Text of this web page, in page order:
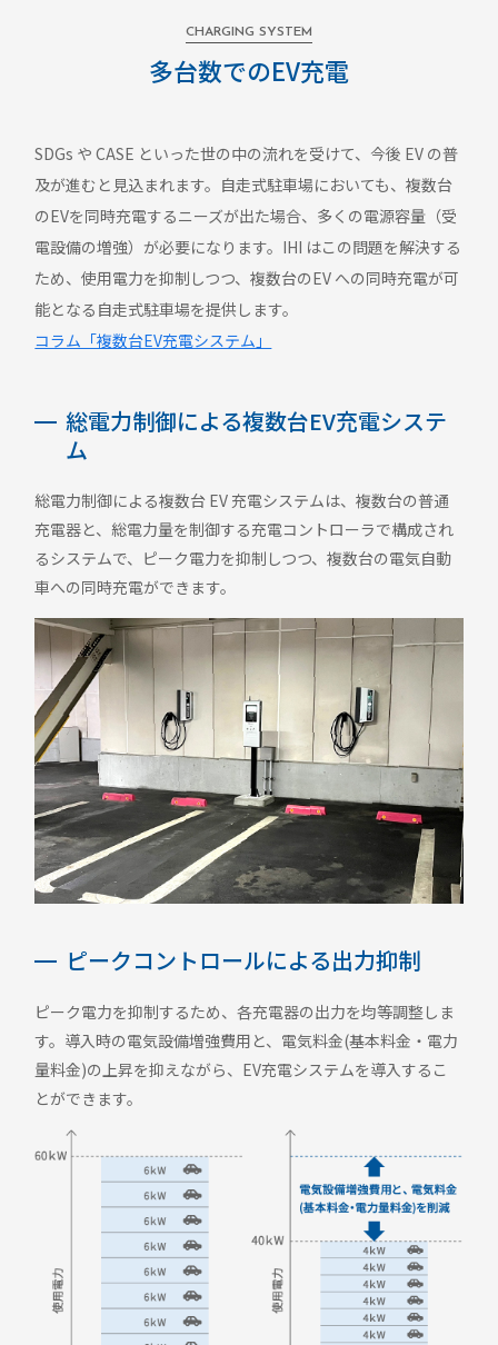
CHARGING SYSTEM
多台数でのEV充電
SDGs や CASE といった世の中の流れを受けて、今後 EV の普
及が進むと見込まれます。自走式駐車場においても、複数台
のEVを同時充電するニーズが出た場合、多くの電源容量（受
電設備の増強）が必要になります。IHI はこの問題を解決する
ため、使用電力を抑制しつつ、複数台のEV への同時充電が可
能となる自走式駐車場を提供します。
コラム「複数台EV充電システム」
総電力制御による複数台EV充電システ
ム
総電力制御による複数台 EV 充電システムは、複数台の普通
充電器と、総電力量を制御する充電コントローラで構成され
るシステムで、ピーク電力を抑制しつつ、複数台の電気自動
車への同時充電ができます。
ピークコントロールによる出力抑制
ピーク電力を抑制するため、各充電器の出力を均等調整しま
す。導入時の電気設備増強費用と、電気料金(基本料金・電力
量料金)の上昇を抑えながら、EV充電システムを導入するこ
とができます。